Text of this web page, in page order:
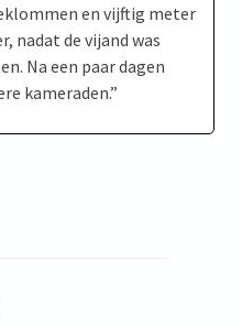
en vijftig meter
nadat de vijand was
Na een paar dagen
kameraden.”